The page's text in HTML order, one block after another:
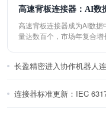
高速背板连接器：AI
高速背板连接器成为AI数
量达数百个，市场年复合增
长盈精密进入协作机器人
连接器标准更新：IEC